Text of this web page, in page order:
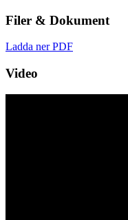
Filer & Dokument
Ladda ner PDF
Video